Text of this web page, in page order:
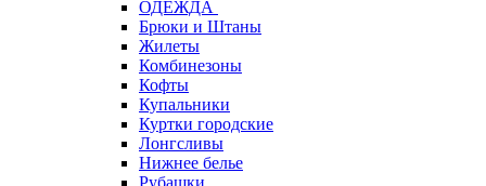
ОДЕЖДА
Брюки и Штаны
Жилеты
Комбинезоны
Кофты
Купальники
Куртки городские
Лонгсливы
Нижнее белье
Рубашки